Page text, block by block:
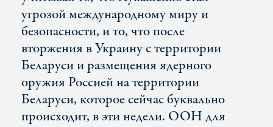
угрозой международному миру и
безопасности, и то, что после
вторжения в Украину с территории
Беларуси и размещения ядерного
оружия Россией на территории
Беларуси, которое сейчас буквально
происходит, в эти недели. ООН для